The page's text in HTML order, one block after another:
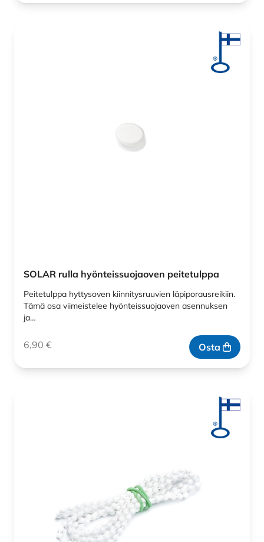
SOLAR rulla hyönteissuojaoven peitetulppa
Peitetulppa hyttysoven kiinnitysruuvien läpiporausreikiin.
Tämä osa viimeistelee hyönteissuojaoven asennuksen
ja…
6,90 € Osta